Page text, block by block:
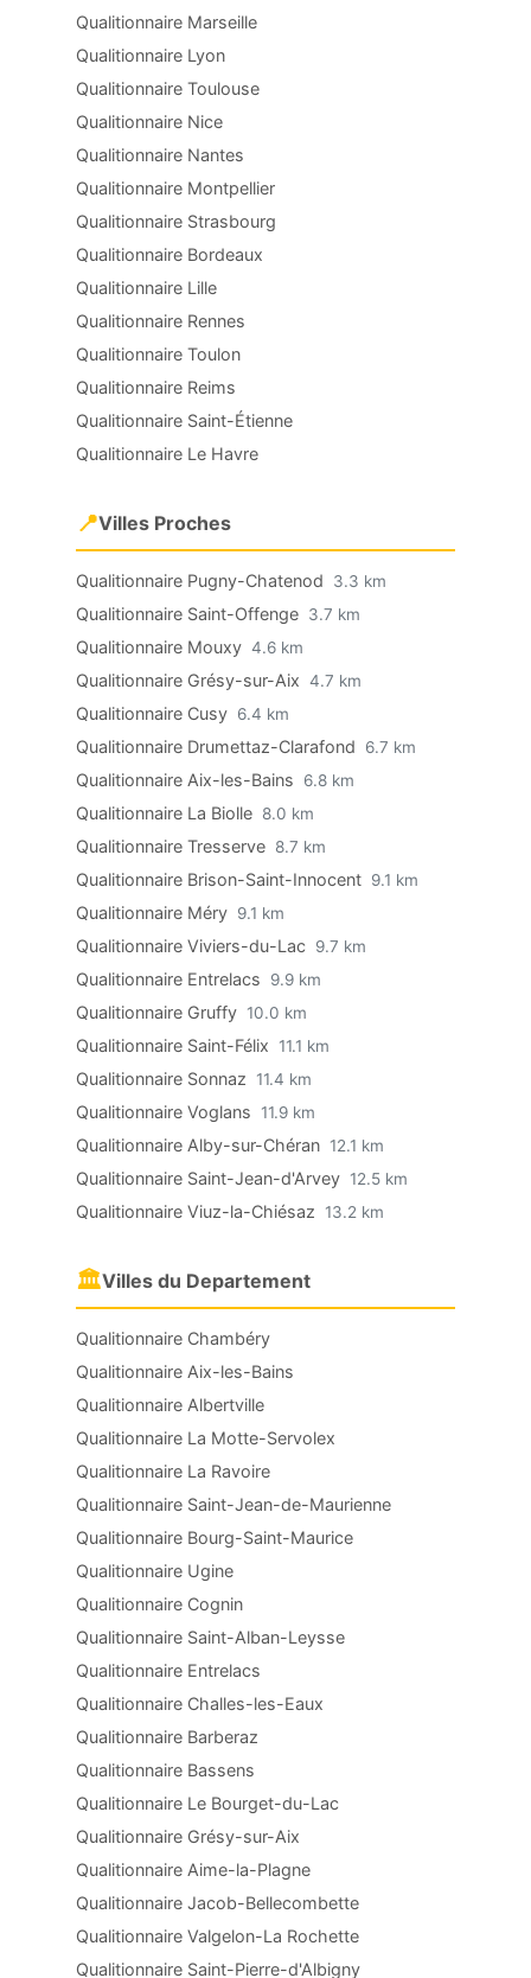
Qualitionnaire Marseille
Qualitionnaire Lyon
Qualitionnaire Toulouse
Qualitionnaire Nice
Qualitionnaire Nantes
Qualitionnaire Montpellier
Qualitionnaire Strasbourg
Qualitionnaire Bordeaux
Qualitionnaire Lille
Qualitionnaire Rennes
Qualitionnaire Toulon
Qualitionnaire Reims
Qualitionnaire Saint-Étienne
Qualitionnaire Le Havre
📍Villes Proches
Qualitionnaire Pugny-Chatenod 3.3 km
Qualitionnaire Saint-Offenge 3.7 km
Qualitionnaire Mouxy 4.6 km
Qualitionnaire Grésy-sur-Aix 4.7 km
Qualitionnaire Cusy 6.4 km
Qualitionnaire Drumettaz-Clarafond 6.7 km
Qualitionnaire Aix-les-Bains 6.8 km
Qualitionnaire La Biolle 8.0 km
Qualitionnaire Tresserve 8.7 km
Qualitionnaire Brison-Saint-Innocent 9.1 km
Qualitionnaire Méry 9.1 km
Qualitionnaire Viviers-du-Lac 9.7 km
Qualitionnaire Entrelacs 9.9 km
Qualitionnaire Gruffy 10.0 km
Qualitionnaire Saint-Félix 11.1 km
Qualitionnaire Sonnaz 11.4 km
Qualitionnaire Voglans 11.9 km
Qualitionnaire Alby-sur-Chéran 12.1 km
Qualitionnaire Saint-Jean-d'Arvey 12.5 km
Qualitionnaire Viuz-la-Chiésaz 13.2 km
🏛Villes du Departement
Qualitionnaire Chambéry
Qualitionnaire Aix-les-Bains
Qualitionnaire Albertville
Qualitionnaire La Motte-Servolex
Qualitionnaire La Ravoire
Qualitionnaire Saint-Jean-de-Maurienne
Qualitionnaire Bourg-Saint-Maurice
Qualitionnaire Ugine
Qualitionnaire Cognin
Qualitionnaire Saint-Alban-Leysse
Qualitionnaire Entrelacs
Qualitionnaire Challes-les-Eaux
Qualitionnaire Barberaz
Qualitionnaire Bassens
Qualitionnaire Le Bourget-du-Lac
Qualitionnaire Grésy-sur-Aix
Qualitionnaire Aime-la-Plagne
Qualitionnaire Jacob-Bellecombette
Qualitionnaire Valgelon-La Rochette
Qualitionnaire Saint-Pierre-d'Albigny